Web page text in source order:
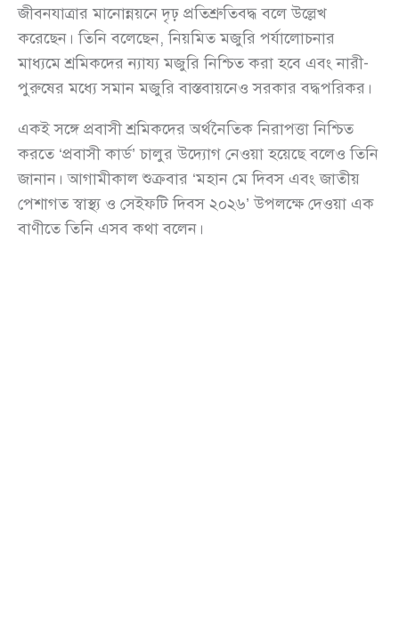
জীবনযাত্রার মানোন্নয়নে দৃঢ় প্রতিশ্রুতিবদ্ধ বলে উল্লেখ
করেছেন। তিনি বলেছেন, নিয়মিত মজুরি পর্যালোচনার
মাধ্যমে শ্রমিকদের ন্যায্য মজুরি নিশ্চিত করা হবে এবং নারী-
পুরুষের মধ্যে সমান মজুরি বাস্তবায়নেও সরকার বদ্ধপরিকর।
একই সঙ্গে প্রবাসী শ্রমিকদের অর্থনৈতিক নিরাপত্তা নিশ্চিত
করতে ‘প্রবাসী কার্ড’ চালুর উদ্যোগ নেওয়া হয়েছে বলেও তিনি
জানান। আগামীকাল শুক্রবার ‘মহান মে দিবস এবং জাতীয়
পেশাগত স্বাস্থ্য ও সেইফটি দিবস ২০২৬’ উপলক্ষে দেওয়া এক
বাণীতে তিনি এসব কথা বলেন।